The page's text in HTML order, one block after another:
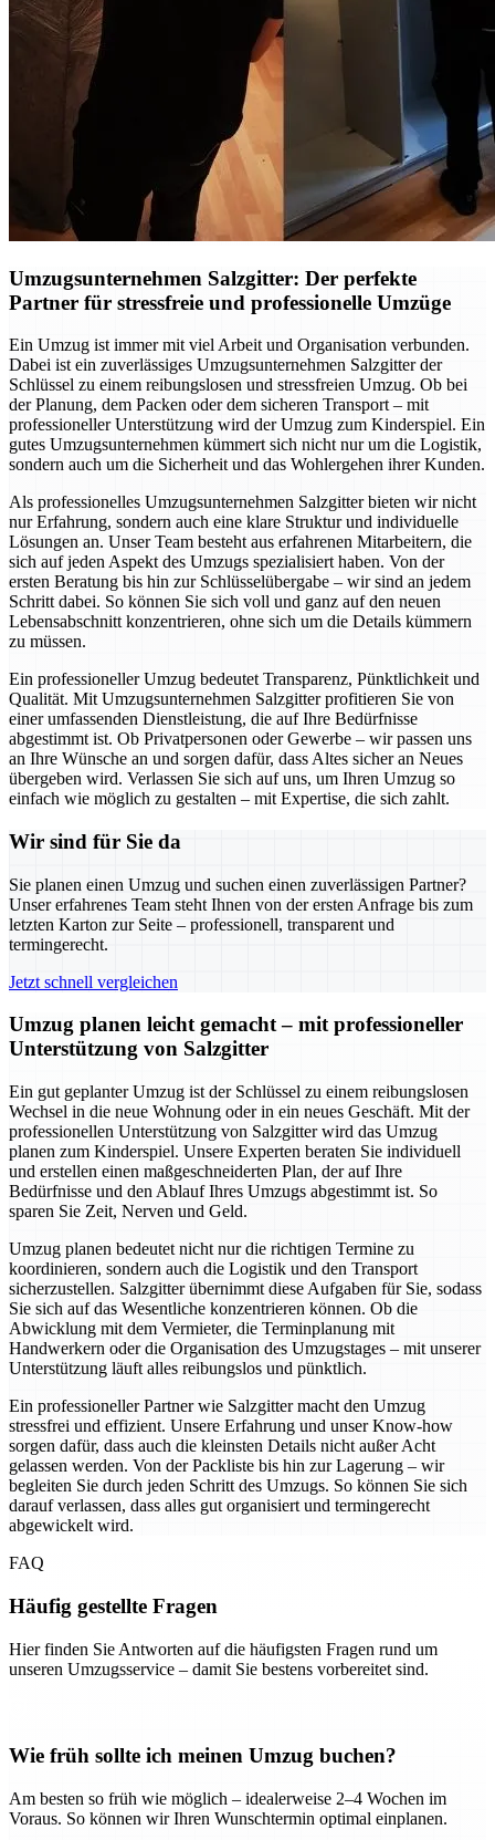
Umzugsunternehmen Salzgitter: Der perfekte
Partner für stressfreie und professionelle Umzüge
Ein Umzug ist immer mit viel Arbeit und Organisation verbunden.
Dabei ist ein zuverlässiges Umzugsunternehmen Salzgitter der
Schlüssel zu einem reibungslosen und stressfreien Umzug. Ob bei
der Planung, dem Packen oder dem sicheren Transport – mit
professioneller Unterstützung wird der Umzug zum Kinderspiel. Ein
gutes Umzugsunternehmen kümmert sich nicht nur um die Logistik,
sondern auch um die Sicherheit und das Wohlergehen ihrer Kunden.
Als professionelles Umzugsunternehmen Salzgitter bieten wir nicht
nur Erfahrung, sondern auch eine klare Struktur und individuelle
Lösungen an. Unser Team besteht aus erfahrenen Mitarbeitern, die
sich auf jeden Aspekt des Umzugs spezialisiert haben. Von der
ersten Beratung bis hin zur Schlüsselübergabe – wir sind an jedem
Schritt dabei. So können Sie sich voll und ganz auf den neuen
Lebensabschnitt konzentrieren, ohne sich um die Details kümmern
zu müssen.
Ein professioneller Umzug bedeutet Transparenz, Pünktlichkeit und
Qualität. Mit Umzugsunternehmen Salzgitter profitieren Sie von
einer umfassenden Dienstleistung, die auf Ihre Bedürfnisse
abgestimmt ist. Ob Privatpersonen oder Gewerbe – wir passen uns
an Ihre Wünsche an und sorgen dafür, dass Altes sicher an Neues
übergeben wird. Verlassen Sie sich auf uns, um Ihren Umzug so
einfach wie möglich zu gestalten – mit Expertise, die sich zahlt.
Wir sind für Sie da
Sie planen einen Umzug und suchen einen zuverlässigen Partner?
Unser erfahrenes Team steht Ihnen von der ersten Anfrage bis zum
letzten Karton zur Seite – professionell, transparent und
termingerecht.
Jetzt schnell vergleichen
Umzug planen leicht gemacht – mit professioneller
Unterstützung von Salzgitter
Ein gut geplanter Umzug ist der Schlüssel zu einem reibungslosen
Wechsel in die neue Wohnung oder in ein neues Geschäft. Mit der
professionellen Unterstützung von Salzgitter wird das Umzug
planen zum Kinderspiel. Unsere Experten beraten Sie individuell
und erstellen einen maßgeschneiderten Plan, der auf Ihre
Bedürfnisse und den Ablauf Ihres Umzugs abgestimmt ist. So
sparen Sie Zeit, Nerven und Geld.
Umzug planen bedeutet nicht nur die richtigen Termine zu
koordinieren, sondern auch die Logistik und den Transport
sicherzustellen. Salzgitter übernimmt diese Aufgaben für Sie, sodass
Sie sich auf das Wesentliche konzentrieren können. Ob die
Abwicklung mit dem Vermieter, die Terminplanung mit
Handwerkern oder die Organisation des Umzugstages – mit unserer
Unterstützung läuft alles reibungslos und pünktlich.
Ein professioneller Partner wie Salzgitter macht den Umzug
stressfrei und effizient. Unsere Erfahrung und unser Know-how
sorgen dafür, dass auch die kleinsten Details nicht außer Acht
gelassen werden. Von der Packliste bis hin zur Lagerung – wir
begleiten Sie durch jeden Schritt des Umzugs. So können Sie sich
darauf verlassen, dass alles gut organisiert und termingerecht
abgewickelt wird.
FAQ
Häufig gestellte Fragen
Hier finden Sie Antworten auf die häufigsten Fragen rund um
unseren Umzugsservice – damit Sie bestens vorbereitet sind.
Wie früh sollte ich meinen Umzug buchen?
Am besten so früh wie möglich – idealerweise 2–4 Wochen im
Voraus. So können wir Ihren Wunschtermin optimal einplanen.